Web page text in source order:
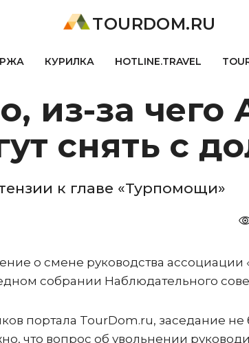
TOURDOM.RU
КУРИЛКА HOTLINE.TRAVEL
из-за чего
снять с
к главе «Турпомощи»
о смене руководства ассоциации
собрании Наблюдательного
портала TourDom.ru, заседание не
что вопрос об увольнении